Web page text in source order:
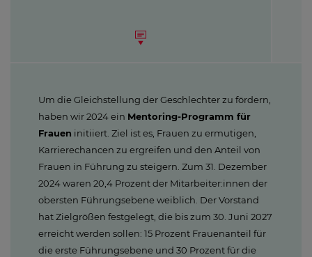
Um die Gleichstellung der Geschlechter zu fördern,
haben wir 2024 ein Mentoring-Programm für
Frauen initiiert. Ziel ist es, Frauen zu ermutigen,
Karrierechancen zu ergreifen und den Anteil von
Frauen in Führung zu steigern. Zum 31. Dezember
2024 waren 20,4 Prozent der Mitarbeiter:innen der
obersten Führungsebene weiblich. Der Vorstand
hat Zielgrößen festgelegt, die bis zum 30. Juni 2027
erreicht werden sollen: 15 Prozent Frauenanteil für
die erste Führungsebene und 30 Prozent für die